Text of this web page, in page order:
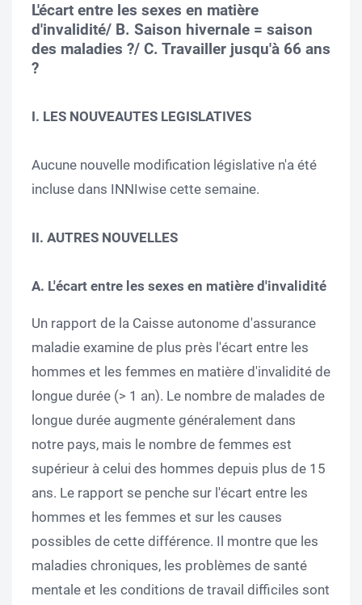
L'écart entre les sexes en matière
d'invalidité/ B. Saison hivernale = saison
des maladies ?/ C. Travailler jusqu'à 66 ans
?
I. LES NOUVEAUTES LEGISLATIVES
Aucune nouvelle modification législative n'a été
incluse dans INNIwise cette semaine.
II. AUTRES NOUVELLES
A. L'écart entre les sexes en matière d'invalidité
Un rapport de la Caisse autonome d'assurance
maladie examine de plus près l'écart entre les
hommes et les femmes en matière d'invalidité de
longue durée (> 1 an). Le nombre de malades de
longue durée augmente généralement dans
notre pays, mais le nombre de femmes est
supérieur à celui des hommes depuis plus de 15
ans. Le rapport se penche sur l'écart entre les
hommes et les femmes et sur les causes
possibles de cette différence. Il montre que les
maladies chroniques, les problèmes de santé
mentale et les conditions de travail difficiles sont